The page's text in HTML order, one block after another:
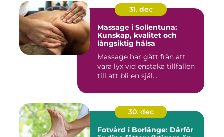
31. dec
Massage i Sollentuna:
Kunskap, kvalitet och
långsiktig hälsa
Massage har gått från att
vara lyx vid enstaka tillfällen
till att bli en själ...
30. dec
Fotvård i Borlänge: Därför